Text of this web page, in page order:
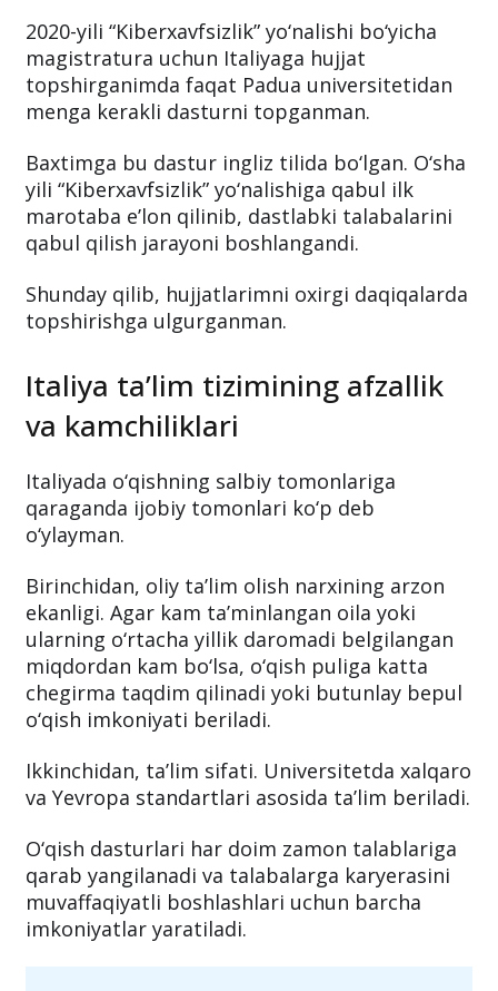
2020-yili “Kiberxavfsizlik” yo‘nalishi bo‘yicha
magistratura uchun Italiyaga hujjat
topshirganimda faqat Padua universitetidan
menga kerakli dasturni topganman.
Baxtimga bu dastur ingliz tilida bo‘lgan. O‘sha
yili “Kiberxavfsizlik” yo‘nalishiga qabul ilk
marotaba e’lon qilinib, dastlabki talabalarini
qabul qilish jarayoni boshlangandi.
Shunday qilib, hujjatlarimni oxirgi daqiqalarda
topshirishga ulgurganman.
Italiya ta’lim tizimining afzallik
va kamchiliklari
Italiyada o‘qishning salbiy tomonlariga
qaraganda ijobiy tomonlari ko‘p deb
o‘ylayman.
Birinchidan, oliy ta’lim olish narxining arzon
ekanligi. Agar kam ta’minlangan oila yoki
ularning o‘rtacha yillik daromadi belgilangan
miqdordan kam bo‘lsa, o‘qish puliga katta
chegirma taqdim qilinadi yoki butunlay bepul
o‘qish imkoniyati beriladi.
Ikkinchidan, ta’lim sifati. Universitetda xalqaro
va Yevropa standartlari asosida ta’lim beriladi.
O‘qish dasturlari har doim zamon talablariga
qarab yangilanadi va talabalarga karyerasini
muvaffaqiyatli boshlashlari uchun barcha
imkoniyatlar yaratiladi.